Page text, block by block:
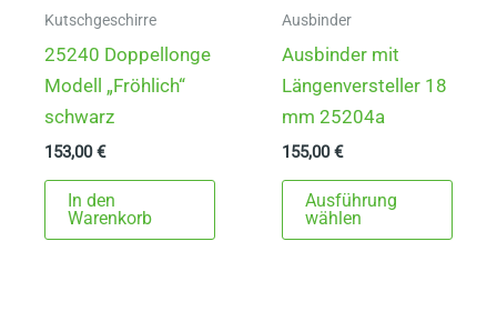
Kutschgeschirre
25240 Doppellonge
Modell „Fröhlich“
schwarz
153,00€
In den
Warenkorb
Ausbinder
Ausbinder mit
Längenversteller 18
mm 25204a
155,00€
Ausführung
wählen